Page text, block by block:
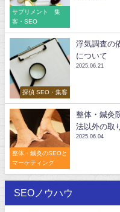
サプリメント 集
客・SEO
探偵 SEO・集客
浮気調査の
について
2025.06.21
整体・鍼灸のSEOと
マーケティング
整体・鍼灸
法以外の取
2025.06.04
SEOノウハウ